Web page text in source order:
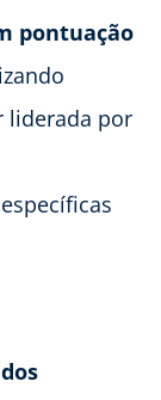
pontuação
liderada por